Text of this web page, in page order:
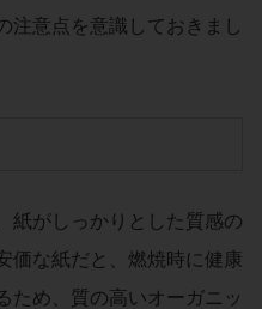
注意点を意識しておきまし
紙がしっかりとした質感の
価な紙だと、燃焼時に健康
ため、質の高いオーガニッ